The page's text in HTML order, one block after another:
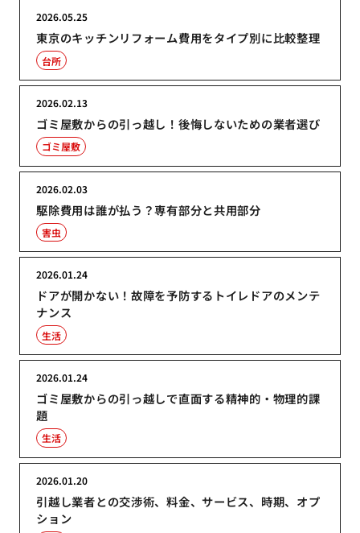
東京のキッチンリフォーム費用をタイプ別に比較整理
2026.05.25
台所
ゴミ屋敷からの引っ越し！後悔しないための業者選び
2026.02.13
ゴミ屋敷
駆除費用は誰が払う？専有部分と共用部分
2026.02.03
害虫
ドアが開かない！故障を予防するトイレドアのメンテ
ナンス
2026.01.24
生活
ゴミ屋敷からの引っ越しで直面する精神的・物理的課
題
2026.01.24
生活
引越し業者との交渉術、料金、サービス、時期、オプ
ション
2026.01.20